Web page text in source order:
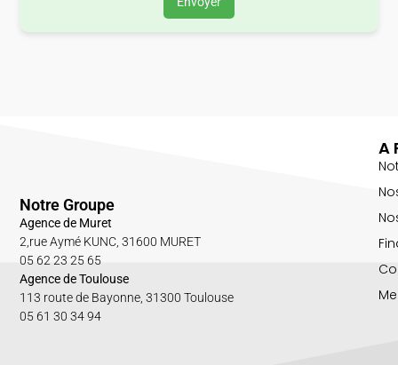
A
Notre Groupe
Agence de Muret
2,rue Aymé KUNC, 31600 MURET
05 62 23 25 65
Agence de Toulouse
113 route de Bayonne, 31300 Toulouse
05 61 30 34 94